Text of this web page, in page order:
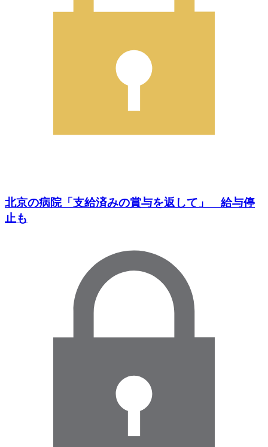
北京の病院「支給済みの賞与を返して」 給与停
止も